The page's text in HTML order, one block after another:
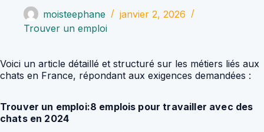
moisteephane
janvier 2, 2026
Trouver un emploi
Voici un article détaillé et structuré sur les métiers liés aux
chats en France, répondant aux exigences demandées :
Trouver un emploi:8 emplois pour travailler avec des
chats en 2024